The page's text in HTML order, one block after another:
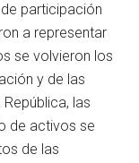
participación
a representar
se volvieron los
y de las
las
de activos se
de las